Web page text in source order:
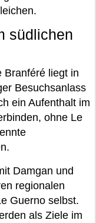
südlichen
Branféré liegt in
Besuchsanlass
ein Aufenthalt im
ohne Le
Damgan und
regionalen
Guerno selbst.
als Ziele im